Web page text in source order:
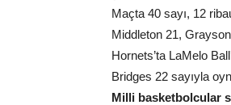
Maçta 40 sayı, 12
Middleton 21,
Hornets’ta LaMelo
Bridges 22 sayıyla
Milli basketbolcular